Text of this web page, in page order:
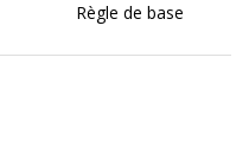
Règle de base